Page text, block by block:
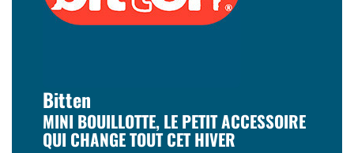
Bitten
MINI BOUILLOTTE, LE PETIT ACCESSOIRE
QUI CHANGE TOUT CET HIVER